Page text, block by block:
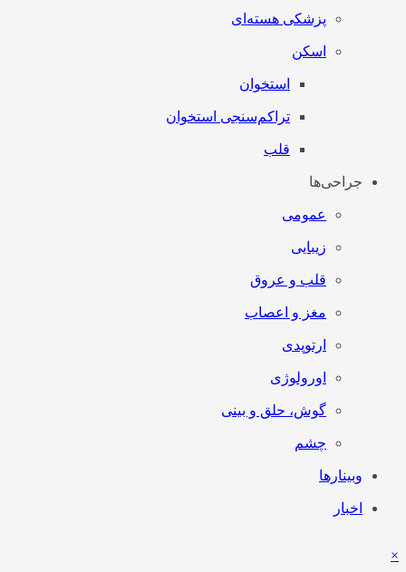
پزشکی هسته‌ای
اسکن
استخوان
تراکم‌سنجی استخوان
قلب
جراحی‌ها
عمومی
زیبایی
قلب و عروق
مغز و اعصاب
ارتوپدی
اورولوژی
گوش، حلق و بینی
چشم
وبینارها
اخبار
×